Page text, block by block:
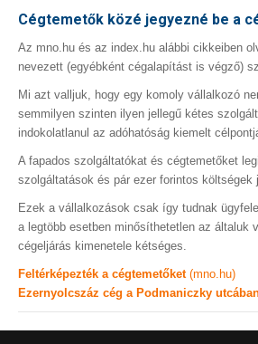
Cégtemetők közé jegyezné be a
Az mno.hu és az index.hu alábbi cikkeiben
nevezett (egyébként cégalapítást is végző)
Mi azt valljuk, hogy egy komoly vállalkozó
semmilyen szinten ilyen jellegű kétes
indokolatlanul az adóhatóság kiemelt
A fapados szolgáltatókat és cégtemetőket
szolgáltatások és pár ezer forintos költségek
Ezek a vállalkozások csak így tudnak
a legtöbb esetben minősíthetetlen az általuk
cégeljárás kimenetele kétséges.
Feltérképezték a cégtemetőket (mno.hu)
Ezernyolcszáz cég a Podmaniczky